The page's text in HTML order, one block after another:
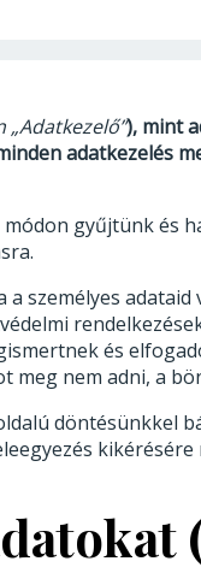
), mint
adatkezelés
gyűjtünk és
személyes
és
meg nem adni, a
döntésünkkel
kikérésére